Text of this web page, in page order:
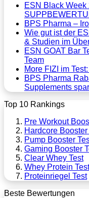
ESN Black
BPS Pharma –
Wie gut ist der
& Studien im
ESN GOAT Bar
Team
More FIZI im
BPS Pharma
Supplements
Top 10 Rankings
Pre Workout
Hardcore Booster
Pump Booster
Gaming Booster
Clear Whey Test
Whey Protein Test
Proteinriegel Test
Beste Bewertungen